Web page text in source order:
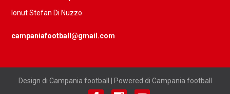
Ionut Stefan Di Nuzzo
campaniafootball@gmail.com
Design di Campania football | Powered di Campania football